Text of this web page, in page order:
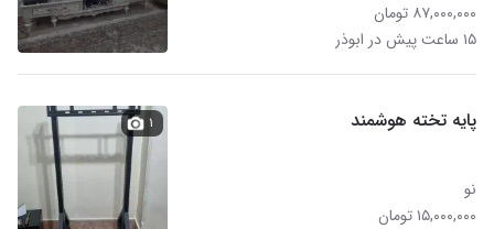
۸۷,۰۰۰,۰۰۰ تومان
۱۵ ساعت پیش در ابوذر
پایه تخته هوشمند
نو
۱۵,۰۰۰,۰۰۰ تومان
۱